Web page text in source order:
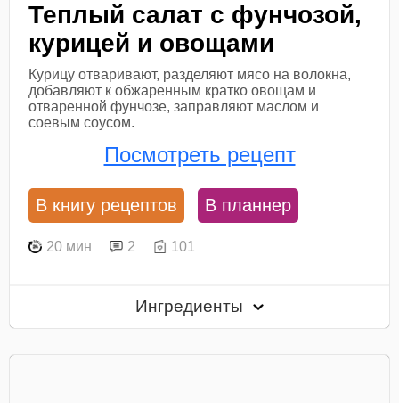
Теплый салат с фунчозой,
курицей и овощами
Курицу отваривают, разделяют мясо на волокна,
добавляют к обжаренным кратко овощам и
отваренной фунчозе, заправляют маслом и
соевым соусом.
Посмотреть рецепт
В книгу рецептов В планнер
20 мин 2 101
Ингредиенты